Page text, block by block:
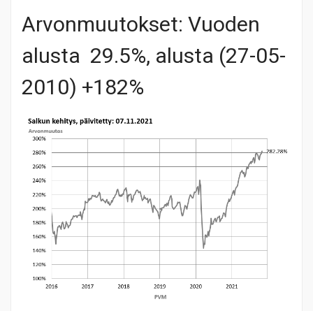
Arvonmuutokset: Vuoden
alusta 29.5%, alusta (27-05-
2010) +182%